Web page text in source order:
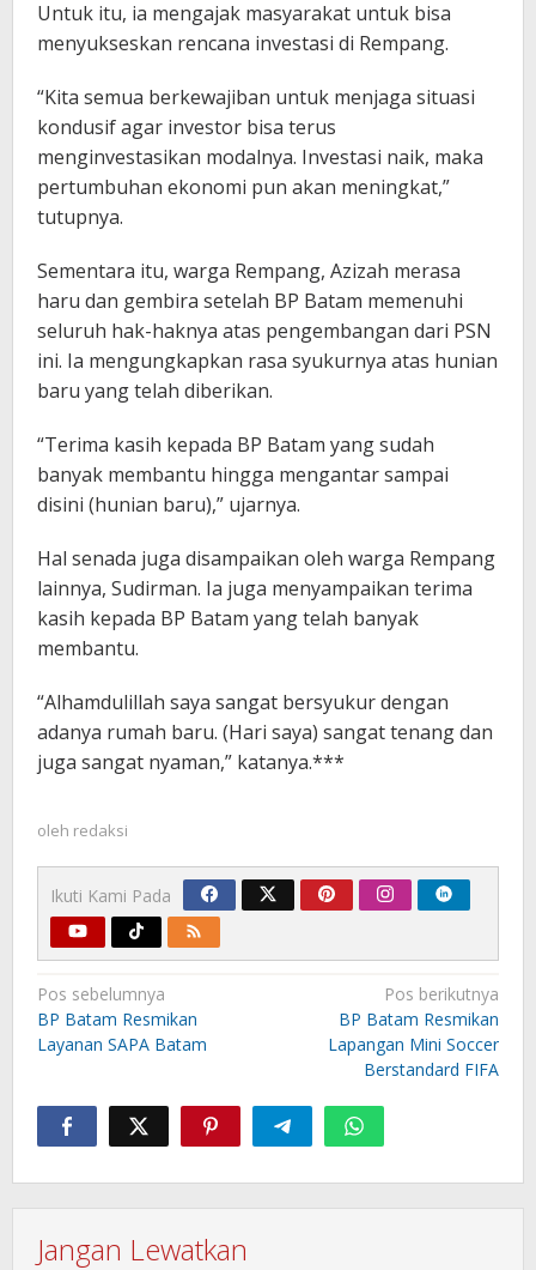
Untuk itu, ia mengajak masyarakat untuk bisa
menyukseskan rencana investasi di Rempang.
“Kita semua berkewajiban untuk menjaga situasi
kondusif agar investor bisa terus
menginvestasikan modalnya. Investasi naik, maka
pertumbuhan ekonomi pun akan meningkat,”
tutupnya.
Sementara itu, warga Rempang, Azizah merasa
haru dan gembira setelah BP Batam memenuhi
seluruh hak-haknya atas pengembangan dari PSN
ini. Ia mengungkapkan rasa syukurnya atas hunian
baru yang telah diberikan.
“Terima kasih kepada BP Batam yang sudah
banyak membantu hingga mengantar sampai
disini (hunian baru),” ujarnya.
Hal senada juga disampaikan oleh warga Rempang
lainnya, Sudirman. Ia juga menyampaikan terima
kasih kepada BP Batam yang telah banyak
membantu.
“Alhamdulillah saya sangat bersyukur dengan
adanya rumah baru. (Hari saya) sangat tenang dan
juga sangat nyaman,” katanya.***
oleh redaksi
Ikuti Kami Pada
Navigasi
pos
Pos sebelumnya
BP Batam Resmikan
Layanan SAPA Batam
Pos berikutnya
BP Batam Resmikan
Lapangan Mini Soccer
Berstandard FIFA
Jangan Lewatkan